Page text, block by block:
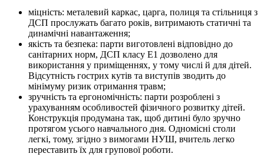
міцність: металевий каркас, царга, полиця та стільниця з
ДСП прослужать багато років, витримають статичні та
динамічні навантаження;
якість та безпека: парти виготовлені відповідно до
санітарних норм, ДСП класу Е1 дозволено для
використання у приміщеннях, у тому числі й для дітей.
Відсутність гострих кутів та виступів зводить до
мінімуму ризик отримання травм;
зручність та ергономічність: парти розроблені з
урахуванням особливостей фізичного розвитку дітей.
Конструкція продумана так, щоб дитині було зручно
протягом усього навчального дня. Одномісні столи
легкі, тому, згідно з вимогами НУШ, вчитель легко
переставить їх для групової роботи.